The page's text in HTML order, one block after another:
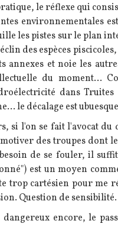
le réflexe qui
environnementales
les pistes sur le plan
des espèces
annexes et noie les
du moment...
dans
le décalage est
si l'on se fait l'avocat
des troupes dont
de se fouler, il
est un moyen
trop cartésien pour me
Question de sensibilité.
dangereux encore, le